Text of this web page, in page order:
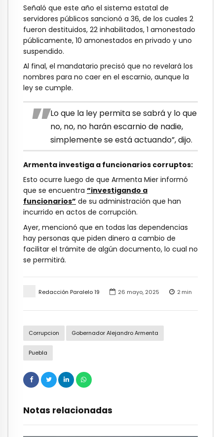
Redacción Paralelo 19 26 mayo, 2025 2 min
Corrupcion Gobernador Alejandro Armenta
Puebla
Notas relacionadas
Señaló que este año el sistema estatal de
servidores públicos sancionó a 36, de los cuales 2
fueron destituidos, 22 inhabilitados, 1 amonestado
públicamente, 10 amonestados en privado y uno
suspendido.
Al final, el mandatario precisó que no revelará los
nombres para no caer en el escarnio, aunque la
ley se cumple.
Lo que la ley permita se sabrá y lo que
no, no, no harán escarnio de nadie,
simplemente se está actuando”, dijo.
Armenta investiga a funcionarios corruptos:
Esto ocurre luego de que Armenta Mier informó
que se encuentra “investigando a
funcionarios” de su administración que han
incurrido en actos de corrupción.
Ayer, mencionó que en todas las dependencias
hay personas que piden dinero a cambio de
facilitar el trámite de algún documento, lo cual no
se permitirá.